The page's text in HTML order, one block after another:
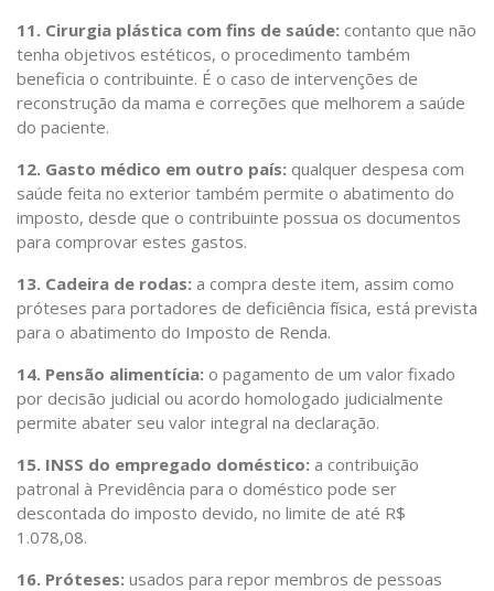
11. Cirurgia plástica com fins de saúde: contanto que não
tenha objetivos estéticos, o procedimento também
beneficia o contribuinte. É o caso de intervenções de
reconstrução da mama e correções que melhorem a saúde
do paciente.
12. Gasto médico em outro país: qualquer despesa com
saúde feita no exterior também permite o abatimento do
imposto, desde que o contribuinte possua os documentos
para comprovar estes gastos.
13. Cadeira de rodas: a compra deste item, assim como
próteses para portadores de deficiência física, está prevista
para o abatimento do Imposto de Renda.
14. Pensão alimentícia: o pagamento de um valor fixado
por decisão judicial ou acordo homologado judicialmente
permite abater seu valor integral na declaração.
15. INSS do empregado doméstico: a contribuição
patronal à Previdência para o doméstico pode ser
descontada do imposto devido, no limite de até R$
1.078,08.
16. Próteses: usados para repor membros de pessoas